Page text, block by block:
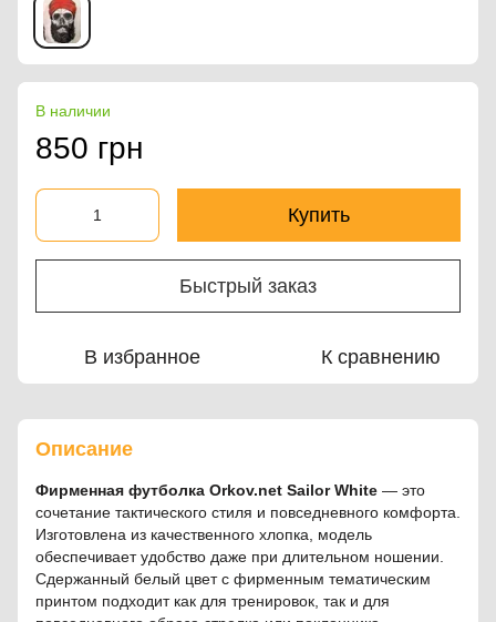
В наличии
850 грн
Купить
Быстрый заказ
В избранное К сравнению
Описание
Фирменная футболка Orkov.net Sailor White — это
сочетание тактического стиля и повседневного комфорта.
Изготовлена из качественного хлопка, модель
обеспечивает удобство даже при длительном ношении.
Сдержанный белый цвет с фирменным тематическим
принтом подходит как для тренировок, так и для